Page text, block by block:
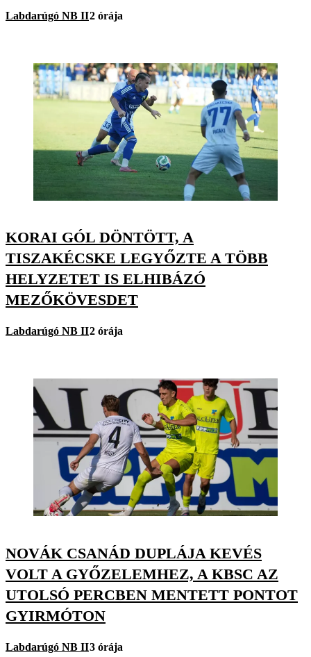
Labdarúgó NB II2 órája
KORAI GÓL DÖNTÖTT, A
TISZAKÉCSKE LEGYŐZTE A TÖBB
HELYZETET IS ELHIBÁZÓ
MEZŐKÖVESDET
Labdarúgó NB II2 órája
NOVÁK CSANÁD DUPLÁJA KEVÉS
VOLT A GYŐZELEMHEZ, A KBSC AZ
UTOLSÓ PERCBEN MENTETT PONTOT
GYIRMÓTON
Labdarúgó NB II3 órája